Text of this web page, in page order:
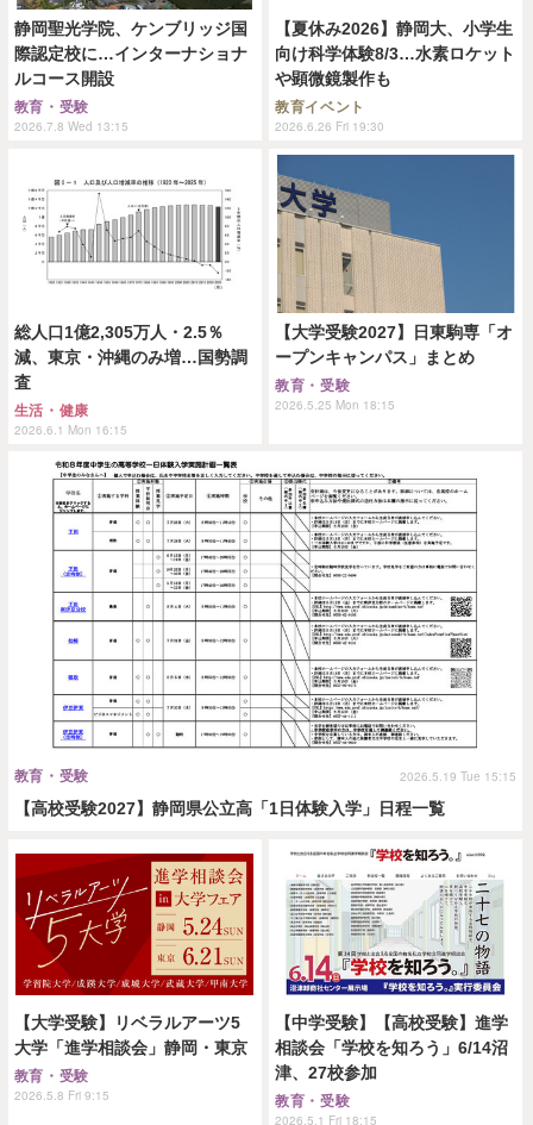
静岡聖光学院、ケンブリッジ国
際認定校に…インターナショナ
ルコース開設
教育・受験
2026.7.8 Wed 13:15
【夏休み2026】静岡大、小学生
向け科学体験8/3…水素ロケット
や顕微鏡製作も
教育イベント
2026.6.26 Fri 19:30
総人口1億2,305万人・2.5％
減、東京・沖縄のみ増…国勢調
査
生活・健康
2026.6.1 Mon 16:15
【大学受験2027】日東駒専「オ
ープンキャンパス」まとめ
教育・受験
2026.5.25 Mon 18:15
【高校受験2027】静岡県公立高「1日体験入学」日程一覧
教育・受験 2026.5.19 Tue 15:15
【大学受験】リベラルアーツ5
大学「進学相談会」静岡・東京
教育・受験
2026.5.8 Fri 9:15
【中学受験】【高校受験】進学
相談会「学校を知ろう」6/14沼
津、27校参加
教育・受験
2026.5.1 Fri 18:15